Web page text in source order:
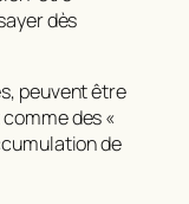
dès
peuvent être
des «
de